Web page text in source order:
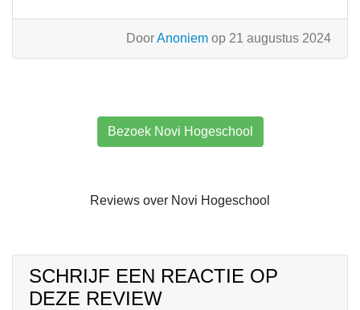
DoorAnoniem op 21 augustus 2024
Bezoek Novi Hogeschool
Reviews over Novi Hogeschool
SCHRIJF EEN REACTIE OP
DEZE REVIEW